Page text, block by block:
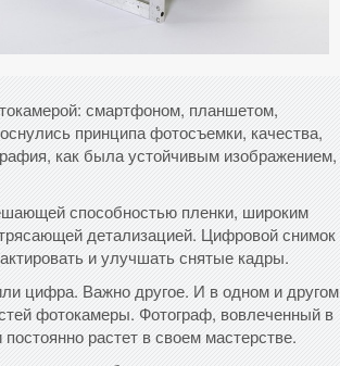
смартфоном, планшетом,
принципа фотосъемки, качества,
как была устойчивым изображением,
способностью пленки, широким
детализацией. Цифровой снимок
и улучшать снятые кадры.
цифра. Важно другое. И в одном и другом
фотокамеры. Фотограф, вовлеченный в
растет в своем мастерстве.